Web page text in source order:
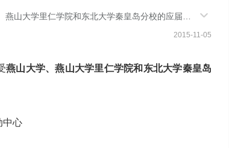
山大学里仁学院和东北大学秦皇岛分校的应届本
2015-11-05
燕山大学、燕山大学里仁学院和东北大学秦皇岛
中心